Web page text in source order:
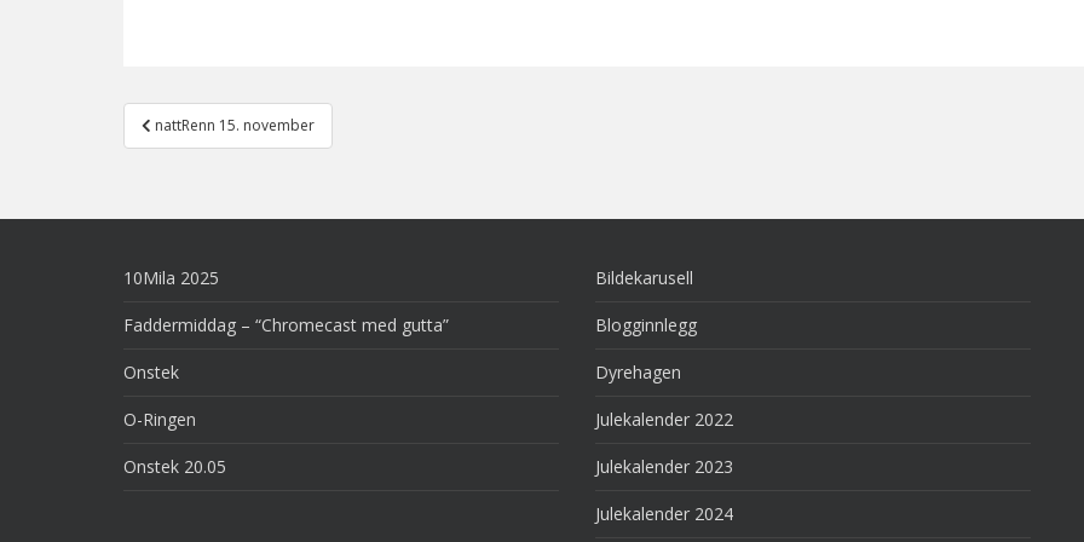
Post
navigation
nattRenn 15. november
10Mila 2025
Faddermiddag – “Chromecast med gutta”
Onstek
O-Ringen
Onstek 20.05
Bildekarusell
Blogginnlegg
Dyrehagen
Julekalender 2022
Julekalender 2023
Julekalender 2024